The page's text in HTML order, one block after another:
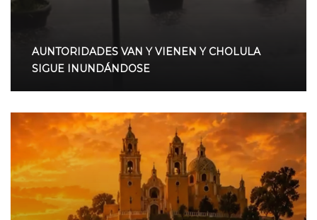
AUNTORIDADES VAN Y VIENEN Y CHOLULA
SIGUE INUNDÁNDOSE